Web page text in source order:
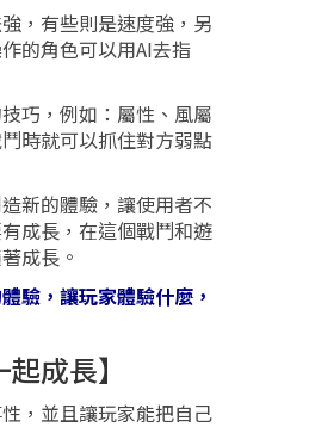
，有些則是速度強，另
的角色可以用AI去指
巧，例如：屬性、風屬
時就可以抓住對方弱點
新的體驗，讓使用者不
成長，在這個戰鬥和遊
成長。
驗，讓玩家體驗什麼，
起成長】
，並且讓玩家能把自己